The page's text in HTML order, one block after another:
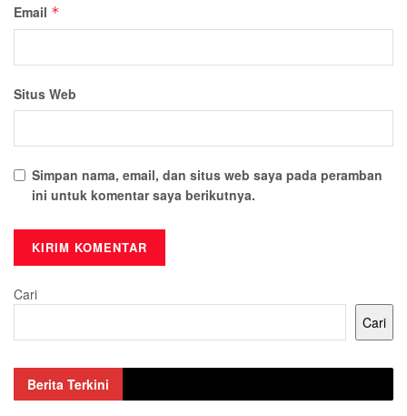
Email *
Situs Web
Simpan nama, email, dan situs web saya pada peramban
ini untuk komentar saya berikutnya.
Cari
Cari
Berita Terkini